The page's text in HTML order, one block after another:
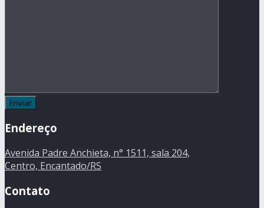
Endereço
Avenida Padre Anchieta, n° 1511, sala 204,
Centro, Encantado/RS
Contato